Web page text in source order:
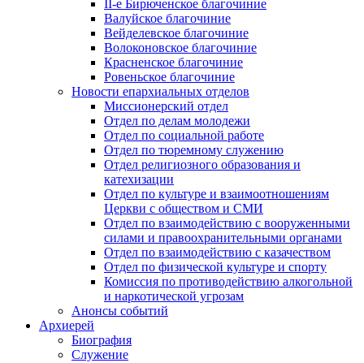
II-е Бирюченское благочиние
Валуйское благочиние
Вейделевское благочиние
Волоконовское благочиние
Красненское благочиние
Ровеньское благочиние
Новости епархиальных отделов
Миссионерский отдел
Отдел по делам молодежи
Отдел по социальной работе
Отдел по тюремному служению
Отдел религиозного образования и
катехизации
Отдел по культуре и взаимоотношениям
Церкви с обществом и СМИ
Отдел по взаимодействию с вооруженными
силами и правоохранительными органами
Отдел по взаимодействию с казачеством
Отдел по физической культуре и спорту
Комиссия по противодействию алкогольной
и наркотической угрозам
Анонсы событий
Архиерей
Биография
Служение